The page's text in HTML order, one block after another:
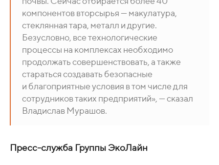
компонентов вторсырья — макулатура,
стеклянная тара, металл и другие.
Безусловно, все технологические
процессы на комплексах необходимо
продолжать совершенствовать, а также
стараться создавать безопасные
и благоприятные условия в том числе для
сотрудников таких предприятий», — сказал
Владислав Мурашов.
Пресс-служба Группы ЭкоЛайн